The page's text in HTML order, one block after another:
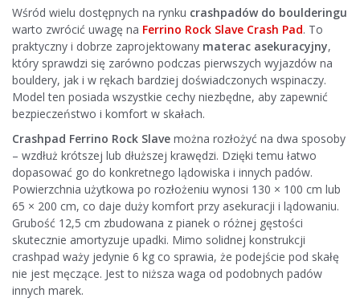
Wśród wielu dostępnych na rynku crashpadów do boulderingu
warto zwrócić uwagę na Ferrino Rock Slave Crash Pad. To
praktyczny i dobrze zaprojektowany materac asekuracyjny,
który sprawdzi się zarówno podczas pierwszych wyjazdów na
bouldery, jak i w rękach bardziej doświadczonych wspinaczy.
Model ten posiada wszystkie cechy niezbędne, aby zapewnić
bezpieczeństwo i komfort w skałach.
Crashpad Ferrino Rock Slave można rozłożyć na dwa sposoby
– wzdłuż krótszej lub dłuższej krawędzi. Dzięki temu łatwo
dopasować go do konkretnego lądowiska i innych padów.
Powierzchnia użytkowa po rozłożeniu wynosi 130 × 100 cm lub
65 × 200 cm, co daje duży komfort przy asekuracji i lądowaniu.
Grubość 12,5 cm zbudowana z pianek o różnej gęstości
skutecznie amortyzuje upadki. Mimo solidnej konstrukcji
crashpad waży jedynie 6 kg co sprawia, że podejście pod skałę
nie jest męczące. Jest to niższa waga od podobnych padów
innych marek.